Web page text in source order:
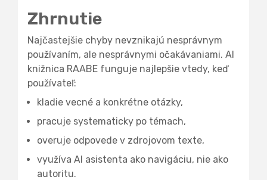
Zhrnutie
Najčastejšie chyby nevznikajú nesprávnym
používaním, ale nesprávnymi očakávaniami. AI
knižnica RAABE funguje najlepšie vtedy, keď
používateľ:
kladie vecné a konkrétne otázky,
pracuje systematicky po témach,
overuje odpovede v zdrojovom texte,
využíva AI asistenta ako navigáciu, nie ako
autoritu.